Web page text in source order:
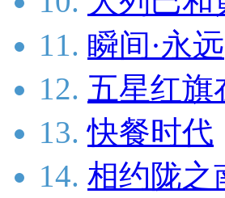
11. 瞬间·永远
12. 五星红旗
13. 快餐时代
14. 相约陇之